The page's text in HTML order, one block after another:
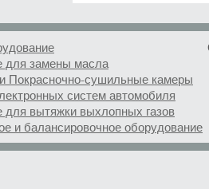
для замены масла
Покрасночно-сушильные камеры
систем автомобиля
вытяжки выхлопных газов
и балансировочное оборудование